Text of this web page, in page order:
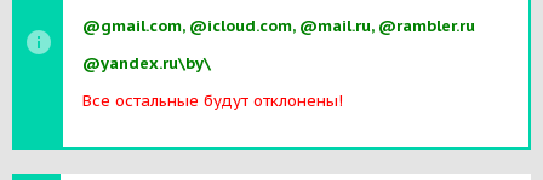
@gmail.com, @icloud.com, @mail.ru, @rambler.ru
@yandex.ru\by\
Все остальные будут отклонены!